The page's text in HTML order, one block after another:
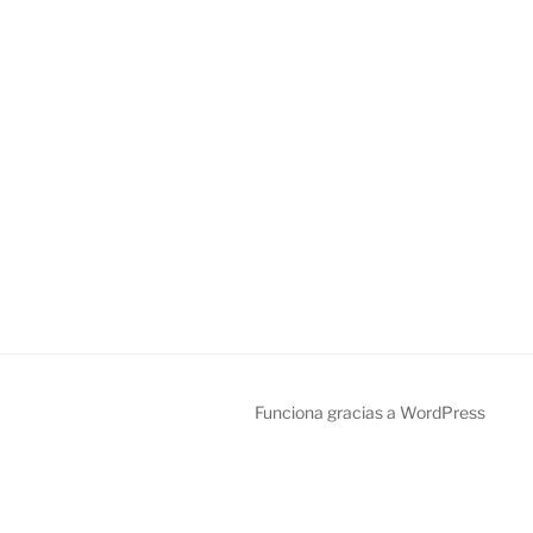
Funciona gracias a WordPress